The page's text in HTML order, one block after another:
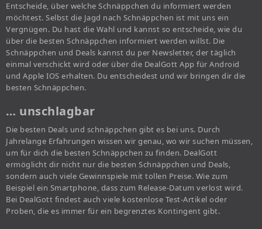
Entscheide, über welche Schnäppchen du informiert werden
möchtest. Selbst die Jagd nach Schnäppchen ist mit uns ein
Vergnügen. Du hast die Wahl und kannst so entscheide, wie du
über die besten Schnäppchen informiert werden willst. Die
Schnäppchen und Deals kannst du per Newsletter, der täglich
einmal verschickt wird oder über die DealGott App für Android
und Apple IOS erhalten. Du entscheidest und wir bringen dir die
besten Schnäppchen.
… unschlagbar
Die besten Deals und schnäppchen gibt es bei uns. Durch
Jahrelange Erfahrungen wissen wir genau, wo wir suchen müssen,
um für dich die besten Schnäppchen zu finden. DealGott
ermöglicht dir nicht nur die besten Schnäppchen und Deals,
sondern auch viele Gewinnspiele mit tollen Preise. Wie zum
Beispiel ein Smartphone, dass zum Release-Datum verlost wird.
Bei DealGott findest auch viele kostenlose Test-Artikel oder
Proben, die es immer für ein begrenztes Kontingent gibt.